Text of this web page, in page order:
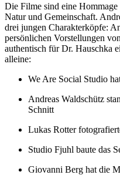
Die Filme sind eine
Natur und Gemeinschaft.
drei jungen Charakterköpfe:
persönlichen Vorstellungen
authentisch für Dr. Hauschka
alleine:
We Are Social Studio
Andreas Waldschütz
Schnitt
Lukas Rotter
Studio Fjuhl baute das
Giovanni Berg hat die